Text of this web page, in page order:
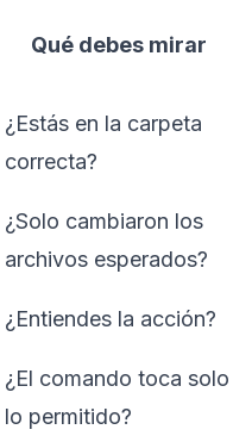
Qué debes mirar
¿Estás en la carpeta
correcta?
¿Solo cambiaron los
archivos esperados?
¿Entiendes la acción?
¿El comando toca solo
lo permitido?